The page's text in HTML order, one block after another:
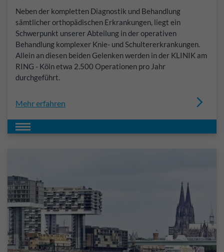
Neben der kompletten Diagnostik und Behandlung
sämtlicher orthopädischen Erkrankungen, liegt ein
Schwerpunkt unserer Abteilung in der operativen
Behandlung komplexer Knie- und Schultererkrankungen.
Allein an diesen beiden Gelenken werden in der KLINIK am
RING - Köln etwa 2.500 Operationen pro Jahr
durchgeführt.
Mehr erfahren